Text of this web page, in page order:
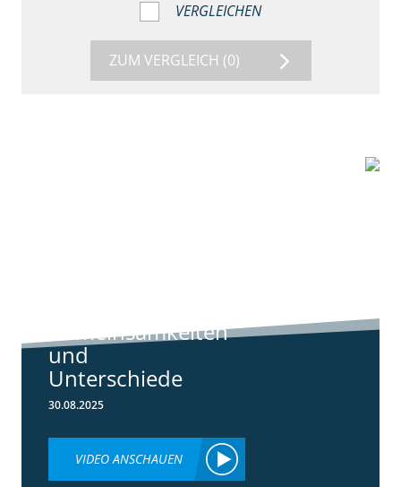
VERGLEICHEN
ZUM VERGLEICH (0)
Gemeinsamkeiten
und
Unterschiede
30.08.2025
VIDEO ANSCHAUEN